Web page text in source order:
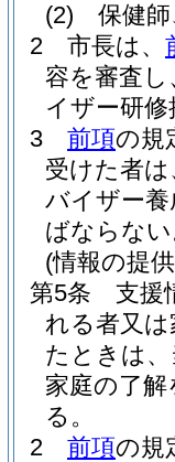
(2)
保健
2
市長は、
容を審査
イザー研
3
前項の規
受けた者
バイザー養
ばならな
(情報の提
第5条
支援
れる者又
たときは
家庭の了
る。
2
前項の規